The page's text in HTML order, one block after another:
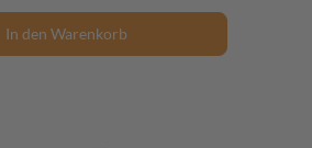
In den Warenkorb